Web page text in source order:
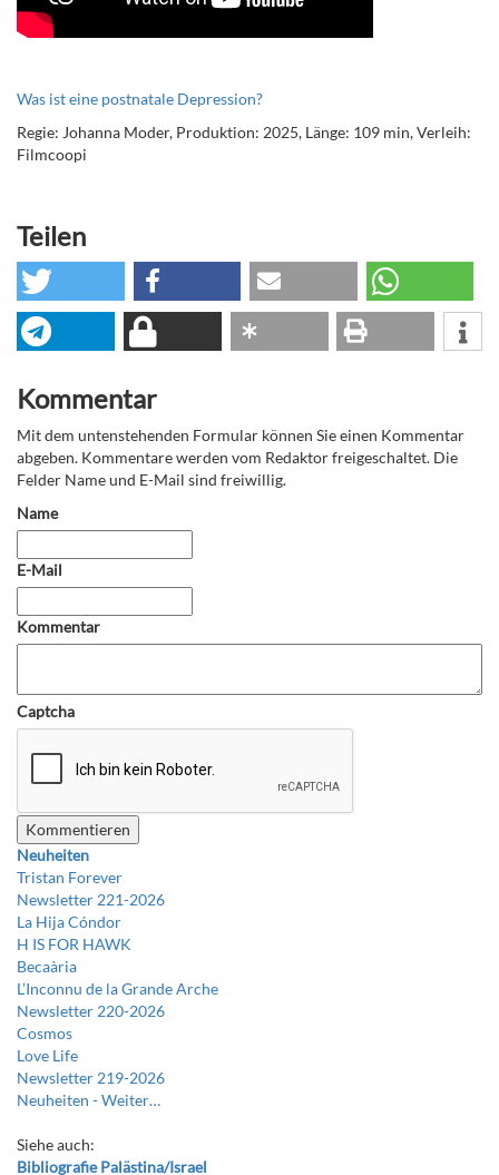
Was ist eine postnatale Depression?
Regie: Johanna Moder, Produktion: 2025, Länge: 109 min, Verleih:
Filmcoopi
Teilen
Kommentar
Mit dem untenstehenden Formular können Sie einen Kommentar
abgeben. Kommentare werden vom Redaktor freigeschaltet. Die
Felder Name und E-Mail sind freiwillig.
Name
E-Mail
Kommentar
Captcha
Neuheiten
Tristan Forever
Newsletter 221-2026
La Hija Cóndor
H IS FOR HAWK
Becaària
L’Inconnu de la Grande Arche
Newsletter 220-2026
Cosmos
Love Life
Newsletter 219-2026
Neuheiten -Weiter…
Siehe auch:
Bibliografie Palästina/Israel